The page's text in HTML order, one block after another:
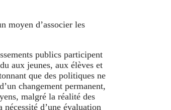
moyen d’associer les
publics participent
aux jeunes, aux élèves et
que des politiques ne
changement permanent,
malgré la réalité des
d’une évaluation